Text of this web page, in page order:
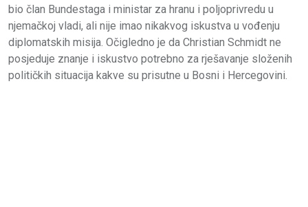
bio član Bundestaga i ministar za hranu i poljoprivredu u
njemačkoj vladi, ali nije imao nikakvog iskustva u vođenju
diplomatskih misija. Očigledno je da Christian Schmidt ne
posjeduje znanje i iskustvo potrebno za rješavanje složenih
političkih situacija kakve su prisutne u Bosni i Hercegovini.